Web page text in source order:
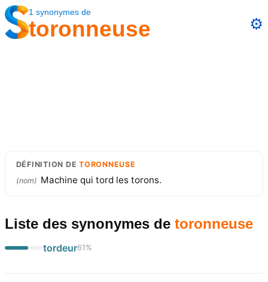
1 synonymes de
toronneuse ⚙️
DÉFINITION DETORONNEUSE
(nom) Machine qui tord les torons.
Liste des synonymes de toronneuse
tordeur61 %